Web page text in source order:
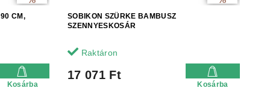
CM,
Kosárba
SOBIKON SZÜRKE BAMBUSZ
SZENNYESKOSÁR
Raktáron
17 071 Ft
Kosárba